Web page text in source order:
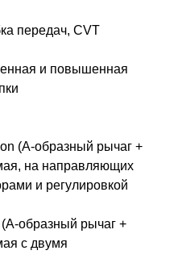
передач, CVT
и повышенная
(A-образный рычаг +
на направляющих
и регулировкой
образный рычаг +
с двумя